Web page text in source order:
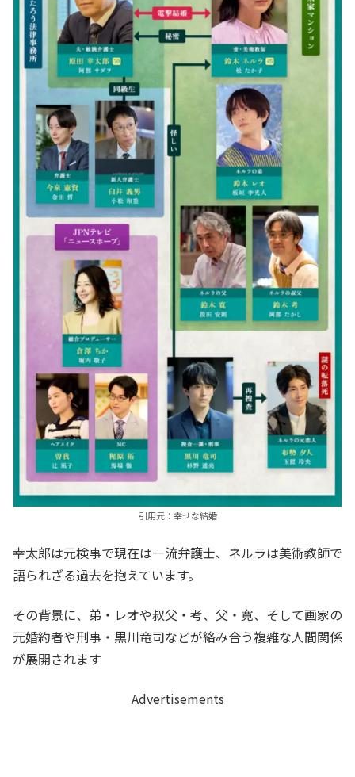
引用元：幸せな結婚
幸太郎は元検事で現在は一流弁護士、ネルラは美術教師で
語られざる過去を抱えています。
その背景に、弟・レオや叔父・考、父・寛、そして画家の
元婚約者や刑事・黒川竜司などが絡み合う複雑な人間関係
が展開されます
Advertisements